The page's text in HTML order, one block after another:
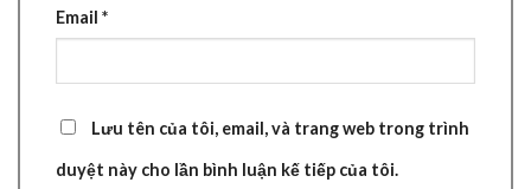
Email *
Lưu tên của tôi, email, và trang web trong trình
duyệt này cho lần bình luận kế tiếp của tôi.